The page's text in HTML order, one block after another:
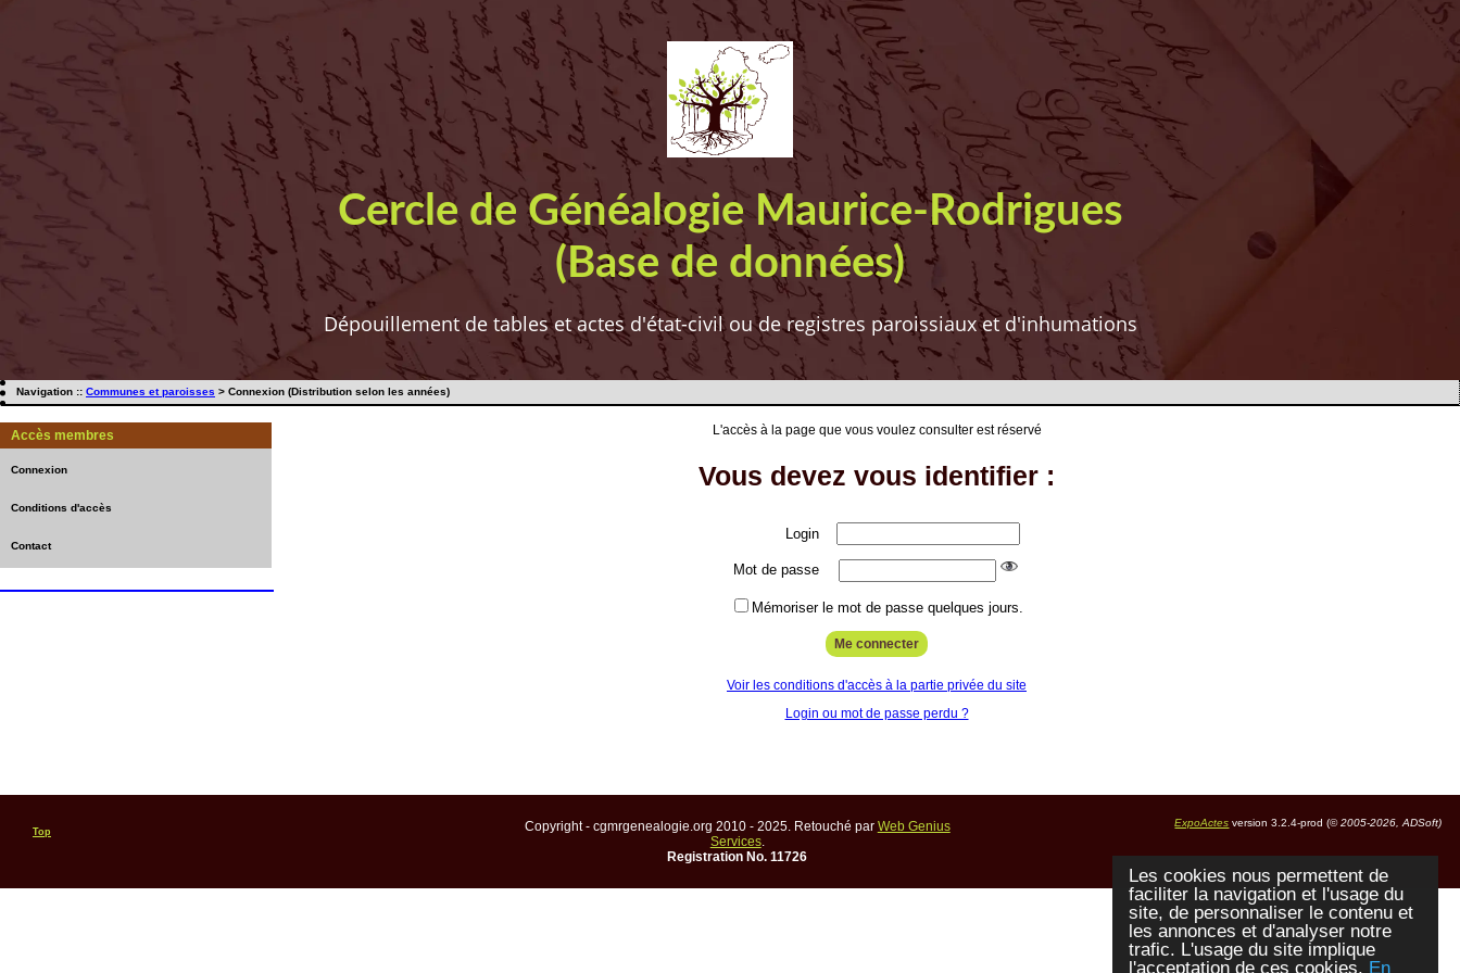
Les cookies nous permettent de
faciliter la navigation et l'usage du
site, de personnaliser le contenu et
les annonces et d'analyser notre
trafic. L'usage du site implique
l'acceptation de ces cookies. En
Cercle de Généalogie Maurice-Rodrigues
(Base de données)
Dépouillement de tables et actes d'état-civil ou de registres paroissiaux et d'inhumations
Navigation :: Communes et paroisses > Connexion (Distribution selon les années)
Accès membres
Connexion
Conditions d'accès
Contact
L'accès à la page que vous voulez consulter est réservé
Vous devez vous identifier :
Login
Mot de passe
Mémoriser le mot de passe quelques jours.
Voir les conditions d'accès à la partie privée du site
Login ou mot de passe perdu ?
Top Copyright - cgmrgenealogie.org 2010 - 2025. Retouché par Web Genius
Services.
Registration No. 11726
ExpoActes version 3.2.4-prod (©2005-2026, ADSoft)